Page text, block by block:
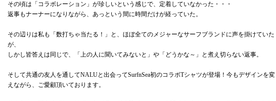
その頃は「コラボレーション」が珍しいという感じで、定着していなかった・・・
返事もナーナーになりながら、あっという間に時間だけが経っていた。
その辺りは私も「数打ちゃ当たる！」と、ほぼ全てのメジャーなサーフブランドに声を掛けていた
が、
しかし皆答えは同じで、「上の人に聞いてみないと」や「どうかな～」と煮え切らない返事。
そして共通の友人を通してNALUと出会ってSurfnSea初のコラボTシャツが登場！今もデザインを変
えながら、ご愛顧頂いております。